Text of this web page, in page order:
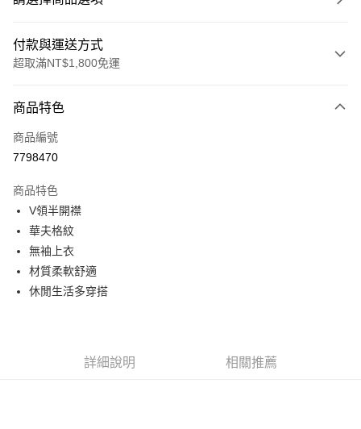
付款與運送方式
超取滿NT$1,800免運
信用卡一次付款
超商取貨付款
街口支付
悠遊付
AFTEE先享後付
相關說明
２．便利：只要手機號碼，簡訊認證，即可結帳。
商品特色
商品編號
7798470
商品特色
V領半開襟
華夫格紋
無袖上衣
材質柔軟舒適
休閒生活多穿搭
詳細說明 相關推薦